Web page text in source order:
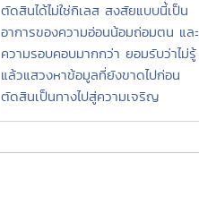
ตัดสินได้ไม่ใช่กิเลส สงสัยแบบนี้เป็น
อาการของความอ่อนน้อมถ่อมตน และ
ความรอบคอบมากกว่า ยอมรับว่าไม่รู้
แล้วแสวงหาข้อมูลที่ยังขาดไปก่อน
ตัดสินเป็นทางไปสู่ความเจริญ